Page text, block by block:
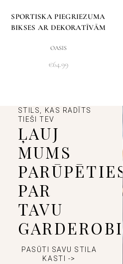
SPORTISKA PIEGRIEZUMA
BIKSES AR DEKORATĪVĀM
OASIS
€64.99
STILS, KAS RADĪTS
TIEŠI TEV
ĻAUJ
MUMS
PAR
TAVU
GARDEROBI
PASŪTI SAVU STILA
KASTI ->